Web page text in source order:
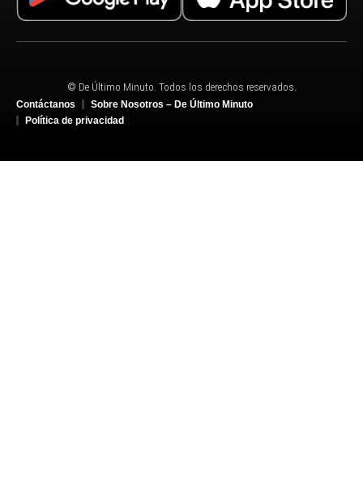
© De Último Minuto. Todos los derechos reservados.
Contáctanos
Sobre Nosotros – De Último Minuto
Política de privacidad